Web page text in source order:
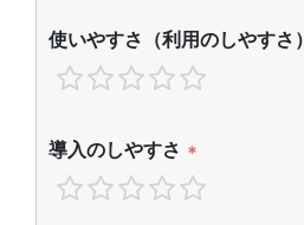
使いやすさ（利用のしやすさ）
導入のしやすさ *